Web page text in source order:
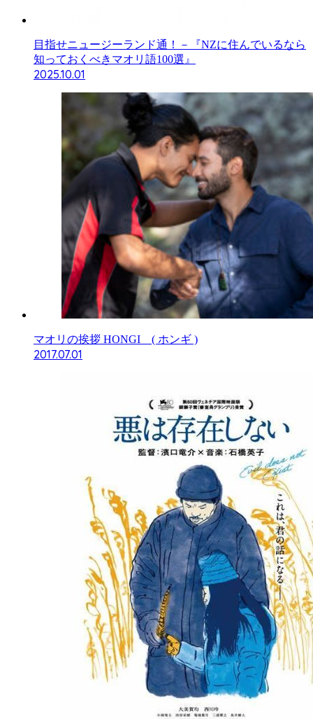
目指せニュージーランド通！－『NZに住んでいるなら
知っておくべきマオリ語100選』
2025.10.01
マオリの挨拶 HONGI ( ホンギ )
2017.07.01